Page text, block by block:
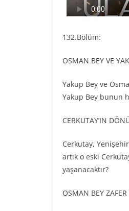
132.Bölüm:
OSMAN BEY VE
Yakup Bey ve
Yakup Bey bunun
CERKUTAY’IN
Cerkutay,
artık o eski
yaşanacaktır?
OSMAN BEY